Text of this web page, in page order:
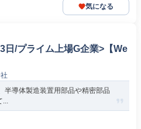
気になる
日/プライム上場G企業>【We
半導体製造装置用部品や精密部品
...